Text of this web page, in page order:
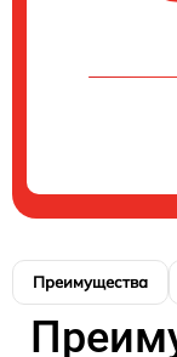
Преимущества